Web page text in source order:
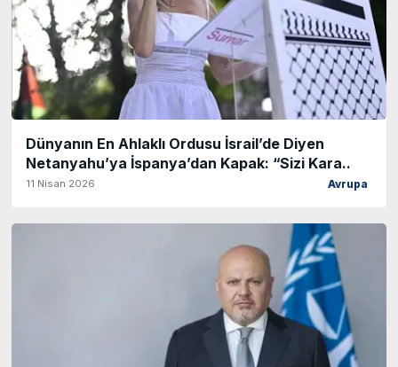
Dünyanın En Ahlaklı Ordusu İsrail’de Diyen
Netanyahu’ya İspanya’dan Kapak: “Sizi Kara..
11 Nisan 2026 Avrupa